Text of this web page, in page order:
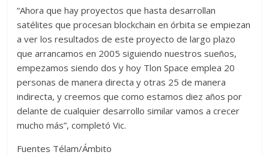
“Ahora que hay proyectos que hasta desarrollan
satélites que procesan blockchain en órbita se empiezan
a ver los resultados de este proyecto de largo plazo
que arrancamos en 2005 siguiendo nuestros sueños,
empezamos siendo dos y hoy Tlon Space emplea 20
personas de manera directa y otras 25 de manera
indirecta, y creemos que como estamos diez años por
delante de cualquier desarrollo similar vamos a crecer
mucho más”, completó Vic.
Fuentes Télam/Ámbito